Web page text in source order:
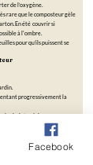
de l’oxygène.
rare que le composteur gèle
En été couvrir si
à l'ombre.
pour qu’ils puissent se
progressivement la
introduisez
brun si nécessaire. Vos vers
Facebook